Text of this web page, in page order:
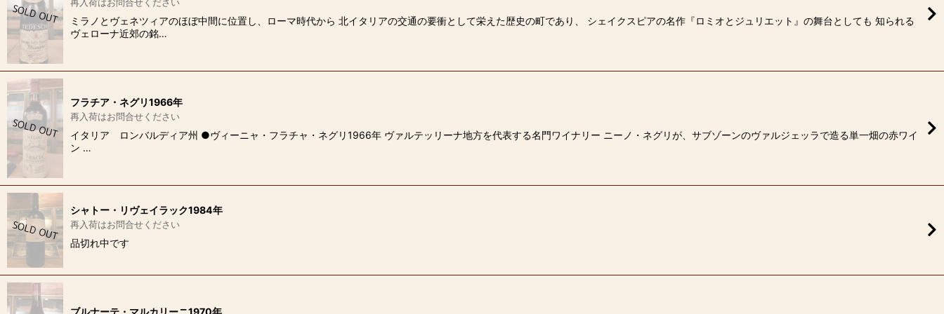
ミラノとヴェネツィアのほぼ中間に位置し、ローマ時代から 北イタリアの交通の要衝として栄えた歴史の町であり、 シェイクスピアの名作『ロミオとジュリエット』の舞台としても 知られる
ヴェローナ近郊の銘…
フラチア・ネグリ1966年
再入荷はお問合せください
イタリア ロンバルディア州 ●ヴィーニャ・フラチャ・ネグリ1966年 ヴァルテッリーナ地方を代表する名門ワイナリー ニーノ・ネグリが、サブゾーンのヴァルジェッラで造る単一畑の赤ワイ
ン …
シャトー・リヴェイラック1984年
再入荷はお問合せください
品切れ中です
ブルナーテ・マルカリーニ1970年